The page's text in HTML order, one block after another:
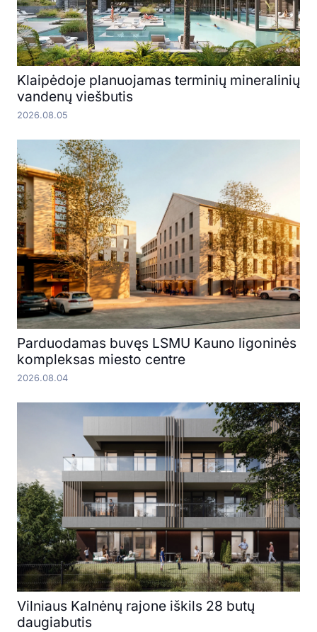
Klaipėdoje planuojamas terminių mineralinių
vandenų viešbutis
2026.08.05
Parduodamas buvęs LSMU Kauno ligoninės
kompleksas miesto centre
2026.08.04
Vilniaus Kalnėnų rajone iškils 28 butų
daugiabutis